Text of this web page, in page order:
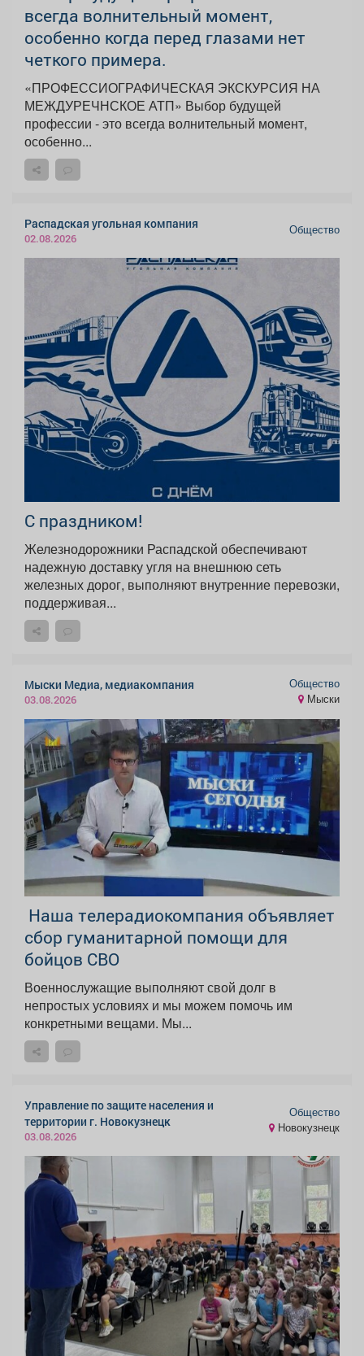
всегда волнительный момент,
особенно когда перед глазами нет
четкого примера.
«ПРОФЕССИОГРАФИЧЕСКАЯ ЭКСКУРСИЯ НА
МЕЖДУРЕЧНСКОЕ АТП» Выбор будущей
профессии - это всегда волнительный момент,
особенно...
Распадская угольная компания
02.08.2026
Общество
С праздником!
Железнодорожники Распадской обеспечивают
надежную доставку угля на внешнюю сеть
железных дорог, выполняют внутренние перевозки,
поддерживая...
Мыски Медиа, медиакомпания
03.08.2026
Общество
Мыски
Наша телерадиокомпания объявляет
сбор гуманитарной помощи для
бойцов СВО
Военнослужащие выполняют свой долг в
непростых условиях и мы можем помочь им
конкретными вещами. Мы...
Управление по защите населения и
территории г. Новокузнецк
03.08.2026
Общество
Новокузнецк